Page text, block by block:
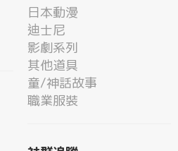
日本動漫
迪士尼
影劇系列
其他道具
童/神話故事
職業服裝